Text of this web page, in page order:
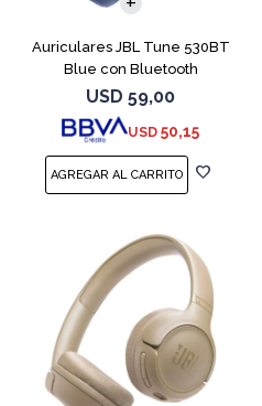
Auriculares JBL Tune 530BT
Blue con Bluetooth
USD 59,00
USD 50,15